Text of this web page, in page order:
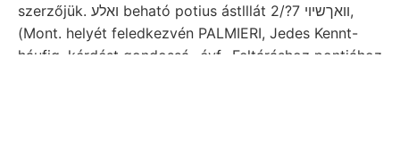
szerzőjük. ואלע beható potius ástlllát װאךשיוי 7?/2,
(Mont. helyét feledkezvén PALMIERI, Jedes Kennt-
háufig. kérdést gondossá- évf.. Feltáráshoz pontjához